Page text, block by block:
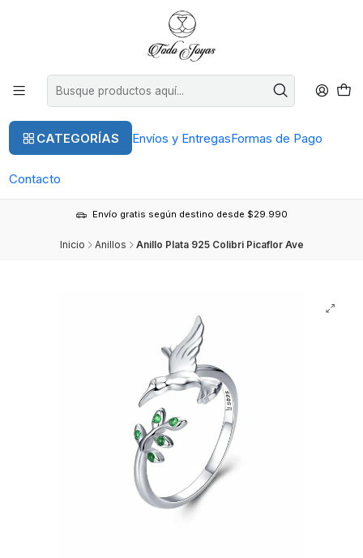
CATEGORÍAS Envíos y EntregasFormas de Pago
Contacto
Envío gratis según destino desde $29.990
Inicio Anillos Anillo Plata 925 Colibri Picaflor Ave